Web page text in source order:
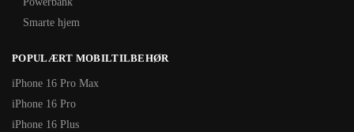
Smarte hjem
POPULÆRT MOBILTILBEHØR
iPhone 16 Pro Max
iPhone 16 Pro
iPhone 16 Plus